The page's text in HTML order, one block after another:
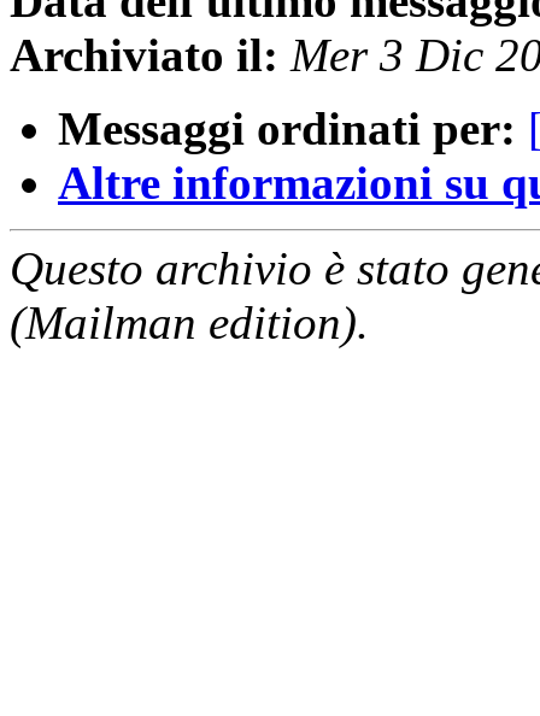
Archiviato il: Mer 3 Dic
Messaggi ordinati per:
Altre informazioni su
Questo archivio è stato
(Mailman edition).